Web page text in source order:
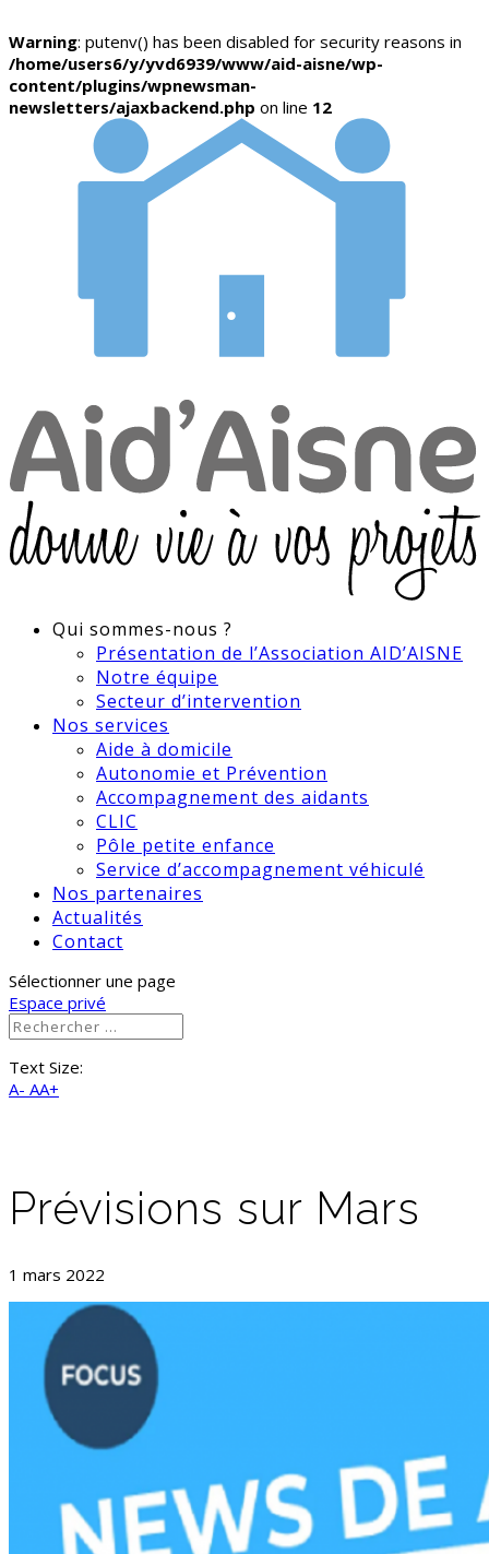
Warning: putenv() has been disabled for security reasons in
/home/users6/y/yvd6939/www/aid-aisne/wp-
content/plugins/wpnewsman-
newsletters/ajaxbackend.php on line 12
Qui sommes-nous ?
Présentation de l’Association AID’AISNE
Notre équipe
Secteur d’intervention
Nos services
Aide à domicile
Autonomie et Prévention
Accompagnement des aidants
CLIC
Pôle petite enfance
Service d’accompagnement véhiculé
Nos partenaires
Actualités
Contact
Sélectionner une page
Espace privé
Text Size:
A- AA+
Prévisions sur Mars
1 mars 2022